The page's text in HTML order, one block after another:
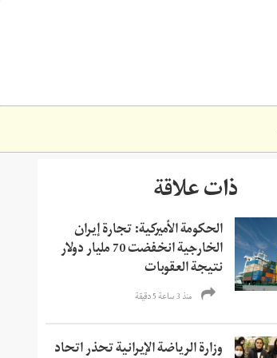
ذات علاقة
الحكومة الأميركية: تجارة إيران
الخارجية انخفضت 70 مليار دولار
نتيجة العقوبات
منذ 3 ساعة 5 دقیقة
وزارة الرياضة الإيرانية تحذر اتحاد